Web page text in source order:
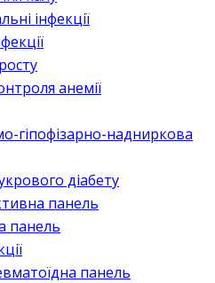
інфекції
анемії
гіпофізарно-надниркова
діабету
панель
панель
панель